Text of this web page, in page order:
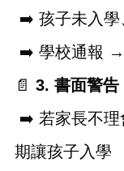
府
私
政
政
➡
孩子未入
➡
學校通報
📄 3. 書面警告
➡
若家長不
期讓孩子入學